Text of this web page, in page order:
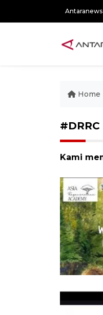
Antaranews
Home
#DRRC
Kami